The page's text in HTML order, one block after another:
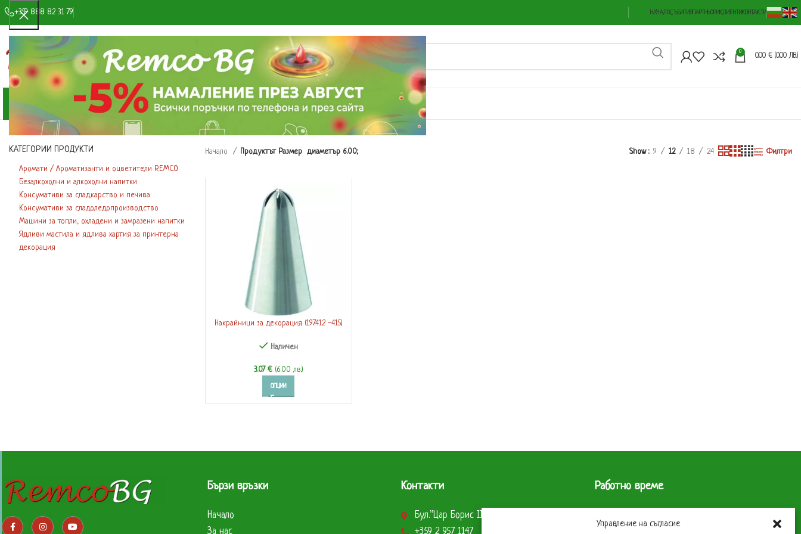
Управление на съгласие
+359 888 82 31 79 НАЧАЛОСЪБИТИЯПАРТНЬОРИКЛИЕНТИКОНТАКТИ
0
0.00 € (0.00 ЛВ.)
КАТЕГОРИИ ПРОДУКТИ МАГАЗИН ЗА НАС СНИМКИ И ВИДЕО
КАТЕГОРИИ ПРОДУКТИ
Аромати / Ароматизанти и оцветители REMCO
Безалкохолни и алкохолни напитки
Консумативи за сладкарство и печива
Консумативи за сладоледопроизводство
Машини за топли, охладени и замразени напитки
Ядливи мастила и ядлива хартия за принтерна
декорация
Начало Продуктът Размер диаметър 6.00; Show 9 12 18 24 Филтри
Накрайници за декорация (197412 -415)
Наличен
3.07 € (6.00 лв.)
ОПЦИИ
Бързи връзки
Начало
За нас
Контакти
Бул.”Цар Борис ІІІ” 290 София 1619
+359 2 957 1147
Работно време